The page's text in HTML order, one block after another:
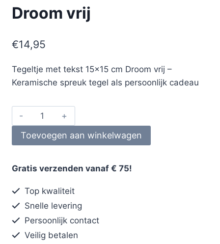
Droom vrij
€14,95
Tegeltje met tekst 15×15 cm Droom vrij –
Keramische spreuk tegel als persoonlijk cadeau
Toevoegen aan winkelwagen
Gratis verzenden vanaf € 75!
Top kwaliteit
Snelle levering
Persoonlijk contact
Veilig betalen